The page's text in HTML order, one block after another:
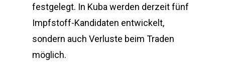
festgelegt. In Kuba werden derzeit fünf
Impfstoff-Kandidaten entwickelt,
sondern auch Verluste beim Traden
möglich.